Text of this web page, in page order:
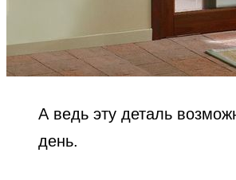
А ведь эту деталь
день.